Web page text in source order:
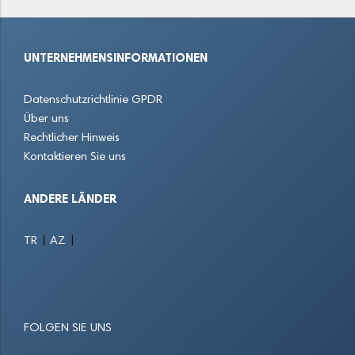
Celle Clausthal-Zellerfeld
Cremlingen
Göttingen
UNTERNEHMENSINFORMATIONEN
Datenschutzrichtlinie GPDR
Über uns
Rechtlicher Hinweis
Kontaktieren Sie uns
ANDERE LÄNDER
TR AZ
FOLGEN SIE UNS